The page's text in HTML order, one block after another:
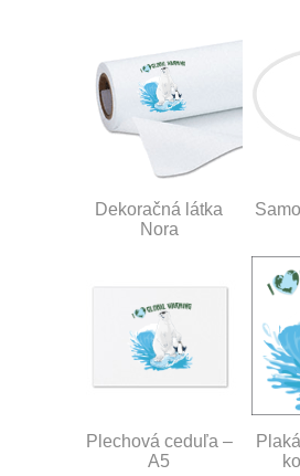
Dekoračná látka
Nora
Plechová ceduľa –
A5